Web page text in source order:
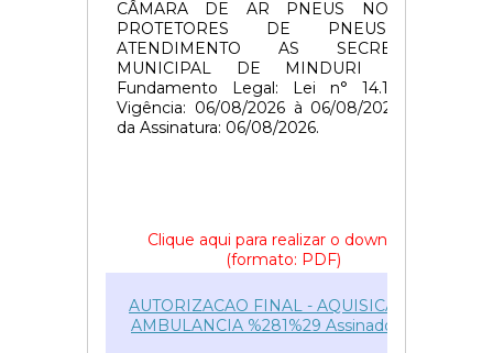
CÂMARA DE AR PNEUS NOVOS E
PROTETORES DE PNEUS EM
ATENDIMENTO AS SECRETARIAS
MUNICIPAL DE MINDURI – MG.
Fundamento Legal: Lei n° 14.133/2021.
Vigência: 06/08/2026 à 06/08/2027. Data
da Assinatura: 06/08/2026.
Clique aqui para realizar o download
(formato: PDF)
AUTORIZACAO FINAL - AQUISICAO DE
AMBULANCIA %281%29 Assinado(2) (2)